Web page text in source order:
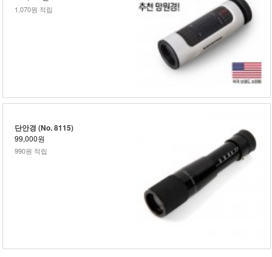
1,070원 적립
단안경 (No. 8115)
99,000원
990원 적립